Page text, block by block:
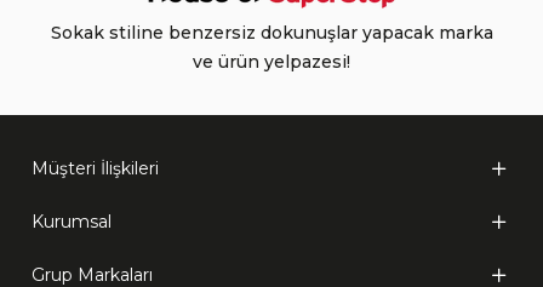
Sokak stiline benzersiz dokunuşlar yapacak marka
ve ürün yelpazesi!
Müşteri İlişkileri
Kurumsal
Grup Markaları